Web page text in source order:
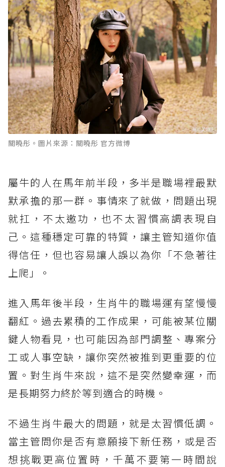
關曉彤。圖片來源：關曉彤 官方微博
屬牛的人在馬年前半段，多半是職場裡最默
默承擔的那一群。事情來了就做，問題出現
就扛，不太邀功，也不太習慣高調表現自
己。這種穩定可靠的特質，讓主管知道你值
得信任，但也容易讓人誤以為你「不急著往
上爬」。
進入馬年後半段，生肖牛的職場運有望慢慢
翻紅。過去累積的工作成果，可能被某位關
鍵人物看見，也可能因為部門調整、專案分
工或人事空缺，讓你突然被推到更重要的位
置。對生肖牛來說，這不是突然變幸運，而
是長期努力終於等到適合的時機。
不過生肖牛最大的問題，就是太習慣低調。
當主管問你是否有意願接下新任務，或是否
想挑戰更高位置時，千萬不要第一時間說